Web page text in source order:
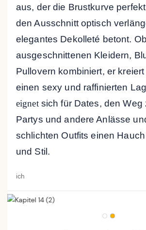
aus, der die Brustkurve
den Ausschnitt optisch
elegantes Dekolleté betont.
ausgeschnittenen Kleidern,
Pullovern kombiniert, er
einen sexy und raffinierten
eignet sich für Dates, den Weg
Partys und andere Anlässe
schlichten Outfits einen
und Stil.
ich